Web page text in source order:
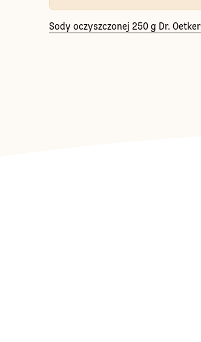
Sody oczyszczonej 250 g Dr.